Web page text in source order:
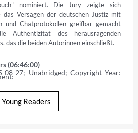
nominiert. Die Jury zeigte sich
das Versagen der deutschen Justiz mit
und Chatprotokollen greifbar gemacht
Authentizität des herausragenden
das die beiden Autorinnen einschließt.
(06:46:00)
08-27; Unabridged; Copyright Year:
—
Young Readers